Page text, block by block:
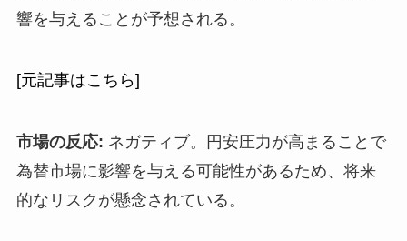
響を与えることが予想される。
[元記事はこちら]
市場の反応: ネガティブ。円安圧力が高まることで
為替市場に影響を与える可能性があるため、将来
的なリスクが懸念されている。